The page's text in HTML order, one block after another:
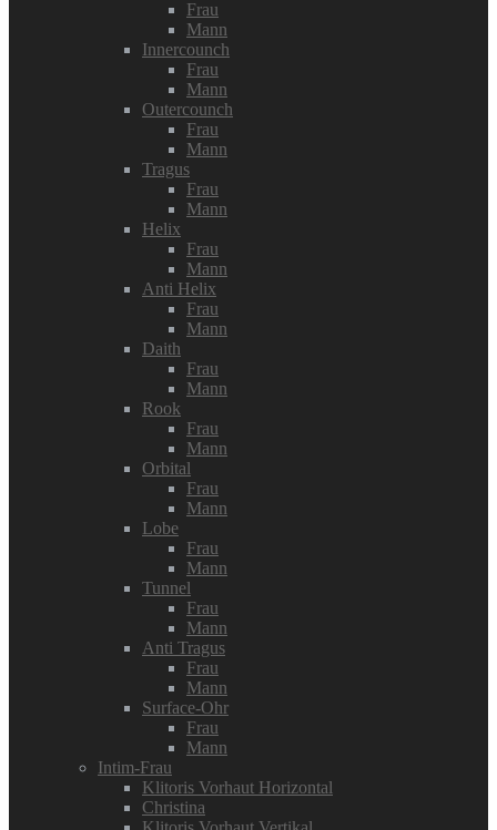
Frau
Mann
Innercounch
Frau
Mann
Outercounch
Frau
Mann
Tragus
Frau
Mann
Helix
Frau
Mann
Anti Helix
Frau
Mann
Daith
Frau
Mann
Rook
Frau
Mann
Orbital
Frau
Mann
Lobe
Frau
Mann
Tunnel
Frau
Mann
Anti Tragus
Frau
Mann
Surface-Ohr
Frau
Mann
Intim-Frau
Klitoris Vorhaut Horizontal
Christina